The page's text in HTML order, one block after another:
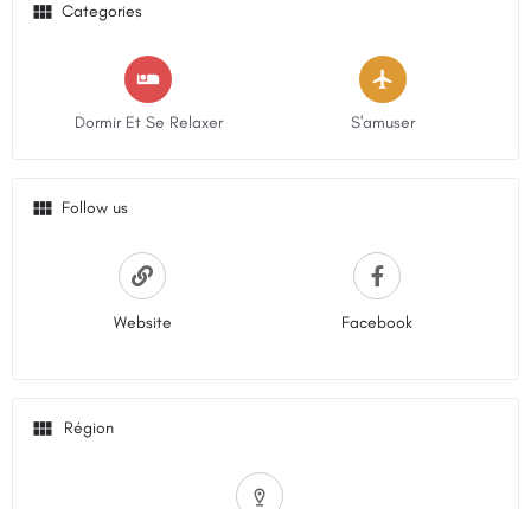
Categories
Dormir Et Se Relaxer S'amuser
Follow us
Website Facebook